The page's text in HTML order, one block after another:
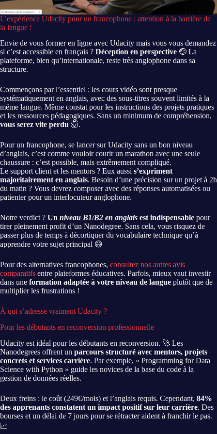
L’expérience Udacity pour un francophone : attention à la barrière de
la langue !
Envie de vous former en ligne avec Udacity mais vous vous demandez
si c’est accessible en français ? Déception en perspective 🤕 La
plateforme, bien qu’internationale, reste très anglophone dans sa
structure.
Commençons par l’essentiel : les cours vidéo sont presque
systématiquement en anglais, avec des sous-titres souvent limités à la
même langue. Même constat pour les instructions des projets pratiques
et les ressources pédagogiques. Sans un minimum de compréhension,
vous serez vite perdu 🤯.
Pour un francophone, se lancer sur Udacity sans un bon niveau
d’anglais, c’est comme vouloir courir un marathon avec une seule
chaussure : c’est possible, mais extrêmement compliqué.
Le support client et les mentors ? Eux aussi s’expriment
majoritairement en anglais. Besoin d’une précision sur un projet à 2h
du matin ? Vous devrez composer avec des réponses automatisées ou
patienter pour un interlocuteur anglophone.
Notre verdict ? Un niveau B1/B2 en anglais est indispensable pour
tirer pleinement profit d’un Nanodegree. Sans cela, vous risquez de
passer plus de temps à décortiquer du vocabulaire technique qu’à
apprendre votre sujet principal 😅
Pour des alternatives francophones, consultez nos autres avis
comparatifs entre plateformes éducatives. Parfois, mieux vaut investir
dans une formation adaptée à votre niveau de langue plutôt que de
multiplier les frustrations !
À qui s’adresse vraiment Udacity ?
Pour les débutants en reconversion professionnelle
Udacity est idéal pour les débutants en reconversion. 🚀 Les
Nanodegrees offrent un parcours structuré avec mentors, projets
concrets et services carrière. Par exemple, « Programming for Data
Science with Python » guide les novices de la base du code à la
gestion de données réelles.
Deux freins : le coût (249€/mois) et l’anglais requis. Cependant, 84%
des apprenants constatent un impact positif sur leur carrière. Des
bourses et un délai de 7 jours pour se rétracter aident à franchir le pas.
📈